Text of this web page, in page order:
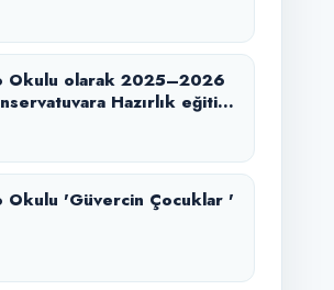
Okulu olarak 2025–2026
Hazırlık eğitim
Okulu 'Güvercin Çocuklar '